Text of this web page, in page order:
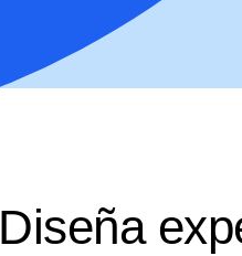
Diseña